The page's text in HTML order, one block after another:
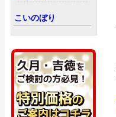
こいのぼり